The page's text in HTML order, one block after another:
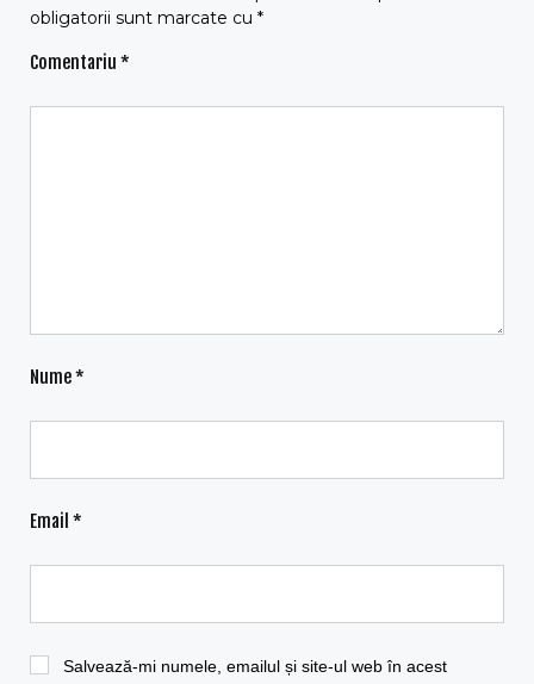
obligatorii sunt marcate cu *
Comentariu *
Nume*
Email *
Salvează-mi numele, emailul și site-ul web în acest